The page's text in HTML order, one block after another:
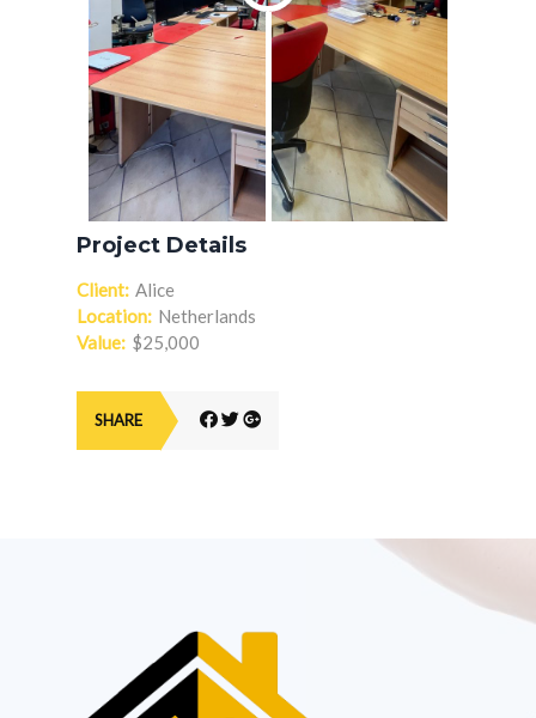
Project Details
Client: Alice
Location: Netherlands
Value: $25,000
SHARE